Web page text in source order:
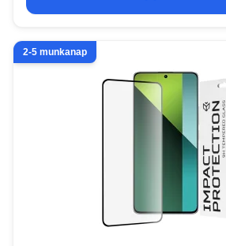
2-5 munkanap